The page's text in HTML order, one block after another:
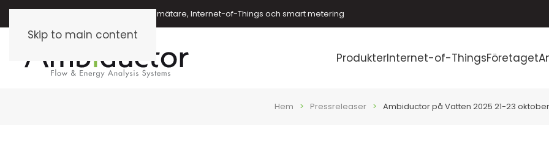
Skip to main content
Energimätare, vattenmätare, oljemätare, Internet-of-Things och smart metering
ProdukterInternet-of-ThingsFöretaget
Hem Pressreleaser Ambiductor på Vatten 2025 21-23 oktober